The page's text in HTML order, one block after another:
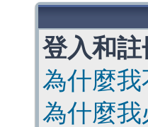
登入和註
為什麼我
為什麼我